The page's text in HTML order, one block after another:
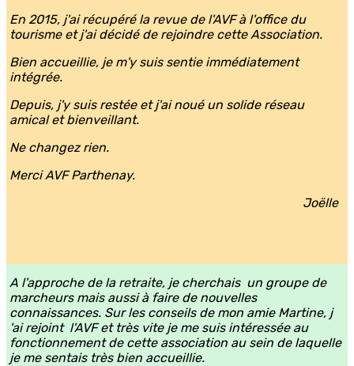
En 2015, j'ai récupéré la revue de l'AVF à l'office du
tourisme et j'ai décidé de rejoindre cette Association.
Bien accueillie, je m'y suis sentie immédiatement
intégrée.
Depuis, j'y suis restée et j'ai noué un solide réseau
amical et bienveillant.
Ne changez rien.
Merci AVF Parthenay.
Joëlle
A l'approche de la retraite, je cherchais un groupe de
marcheurs mais aussi à faire de nouvelles
connaissances. Sur les conseils de mon amie Martine, j
'ai rejoint l'AVF et très vite je me suis intéressée au
fonctionnement de cette association au sein de laquelle
je me sentais très bien accueillie.